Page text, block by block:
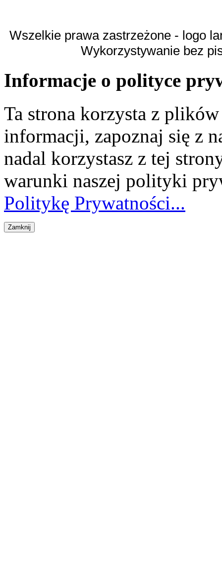
Wszelkie prawa zastrzeżone - logo
Wykorzystywanie bez
Informacje o polityce
Ta strona korzysta z
informacji, zapoznaj się z
nadal korzystasz z tej
warunki naszej polityki
Politykę Prywatności...